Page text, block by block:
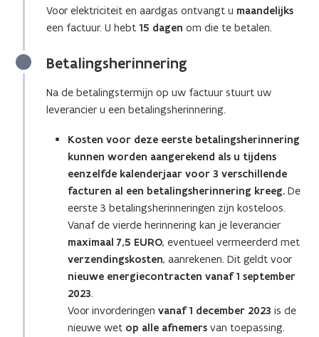
Voor elektriciteit en aardgas ontvangt u maandelijks
een factuur. U hebt 15 dagen om die te betalen.
Betalingsherinnering
Na de betalingstermijn op uw factuur stuurt uw
leverancier u een betalingsherinnering.
Kosten voor deze eerste betalingsherinnering
kunnen worden aangerekend als u tijdens
eenzelfde kalenderjaar voor 3 verschillende
facturen al een betalingsherinnering kreeg. De
eerste 3 betalingsherinneringen zijn kosteloos.
Vanaf de vierde herinnering kan je leverancier
maximaal 7,5 EURO, eventueel vermeerderd met
verzendingskosten, aanrekenen. Dit geldt voor
nieuwe energiecontracten vanaf 1 september
2023.
Voor invorderingen vanaf 1 december 2023 is de
nieuwe wet op alle afnemers van toepassing.